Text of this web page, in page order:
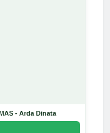
- Arda Dinata